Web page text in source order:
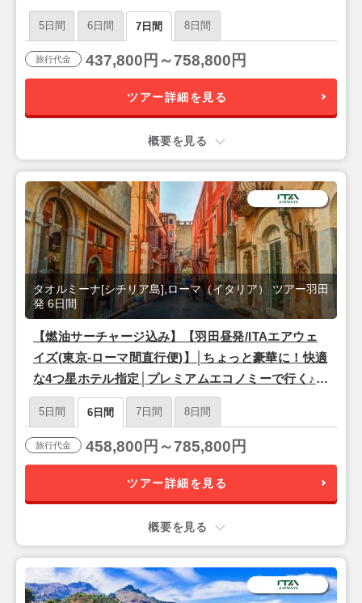
♪ 永遠の都『ローマ』＆シチリア島リゾート『タオ
ルミーナ』7日間
5日間 6日間 7日間 8日間
旅行代金 437,800円～758,800円
ツアー詳細を見る
概要を見る
【燃油サーチャージ込み】【羽田昼発/ITAエアウェ
イズ(東京-ローマ間直行便)】│ちょっと豪華に！快適
な4つ星ホテル指定│プレミアムエコノミーで行く♪
永遠の都『ローマ』＆シチリア島リゾート『タオル
ミーナ』6日間
タオルミーナ[シチリア島],ローマ（イタリア） ツアー羽田
発 6日間
5日間 6日間 7日間 8日間
旅行代金 458,800円～785,800円
ツアー詳細を見る
概要を見る